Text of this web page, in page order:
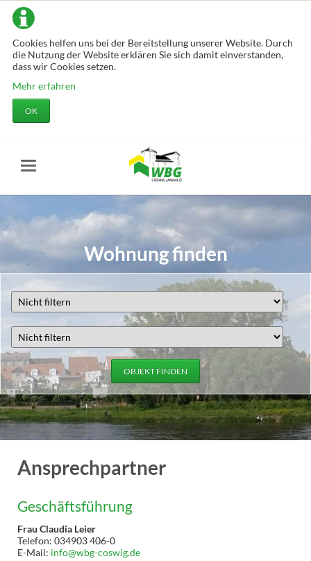
Cookies helfen uns bei der Bereitstellung unserer Website. Durch
die Nutzung der Website erklären Sie sich damit einverstanden,
dass wir Cookies setzen.
Mehr erfahren
OK
Wohnung finden
OBJEKT FINDEN
Ansprechpartner
Geschäftsführung
Frau Claudia Leier
Telefon: 034903 406-0
E-Mail: info@wbg-coswig.de